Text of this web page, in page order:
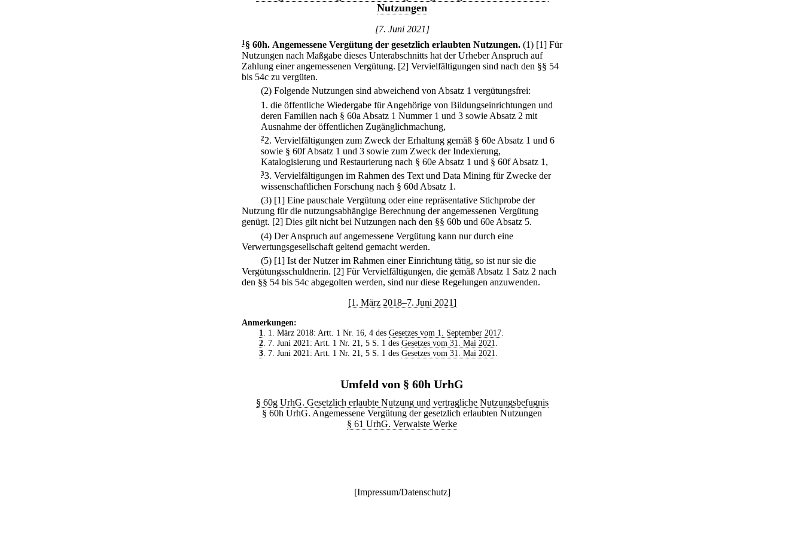
Nutzungen
[7. Juni 2021]
1 § 60h. Angemessene Vergütung der gesetzlich erlaubten Nutzungen. (1) [1] Für
Nutzungen nach Maßgabe dieses Unterabschnitts hat der Urheber Anspruch auf
Zahlung einer angemessenen Vergütung. [2] Vervielfältigungen sind nach den §§ 54
bis 54c zu vergüten.
(2) Folgende Nutzungen sind abweichend von Absatz 1 vergütungsfrei:
1. die öffentliche Wiedergabe für Angehörige von Bildungseinrichtungen und
deren Familien nach § 60a Absatz 1 Nummer 1 und 3 sowie Absatz 2 mit
Ausnahme der öffentlichen Zugänglichmachung,
22. Vervielfältigungen zum Zweck der Erhaltung gemäß § 60e Absatz 1 und 6
sowie § 60f Absatz 1 und 3 sowie zum Zweck der Indexierung,
Katalogisierung und Restaurierung nach § 60e Absatz 1 und § 60f Absatz 1,
33. Vervielfältigungen im Rahmen des Text und Data Mining für Zwecke der
wissenschaftlichen Forschung nach § 60d Absatz 1.
(3) [1] Eine pauschale Vergütung oder eine repräsentative Stichprobe der
Nutzung für die nutzungsabhängige Berechnung der angemessenen Vergütung
genügt. [2] Dies gilt nicht bei Nutzungen nach den §§ 60b und 60e Absatz 5.
(4) Der Anspruch auf angemessene Vergütung kann nur durch eine
Verwertungsgesellschaft geltend gemacht werden.
(5) [1] Ist der Nutzer im Rahmen einer Einrichtung tätig, so ist nur sie die
Vergütungsschuldnerin. [2] Für Vervielfältigungen, die gemäß Absatz 1 Satz 2 nach
den §§ 54 bis 54c abgegolten werden, sind nur diese Regelungen anzuwenden.
[1. März 2018–7. Juni 2021]
Anmerkungen:
1
. 1. März 2018: Artt. 1 Nr. 16, 4 des Gesetzes vom 1. September 2017.
2. 7. Juni 2021: Artt. 1 Nr. 21, 5 S. 1 des Gesetzes vom 31. Mai 2021
3. 7. Juni 2021: Artt. 1 Nr. 21, 5 S. 1 des Gesetzes vom 31. Mai 2021
Umfeld von § 60h UrhG
§ 60g UrhG. Gesetzlich erlaubte Nutzung und vertragliche Nutzungsbefugnis
§ 60h UrhG. Angemessene Vergütung der gesetzlich erlaubten Nutzungen
§ 61 UrhG. Verwaiste Werke
[Impressum/Datenschutz]